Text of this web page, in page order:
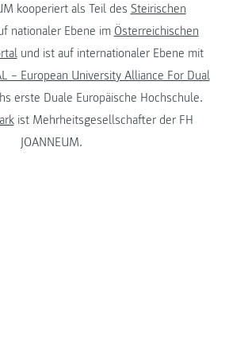
kooperiert als Teil des Steirischen
nationaler Ebene im Österreichischen
und ist auf internationaler Ebene mit
– European University Alliance For Dual
erste Duale Europäische Hochschule.
ist Mehrheitsgesellschafter der FH
JOANNEUM.